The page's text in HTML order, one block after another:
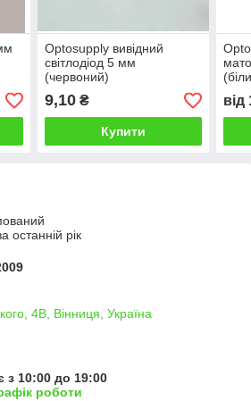
Optosupply вивідний
світлодіод 5 мм
(червоний)
9,10₴
Купити
від
останній рік
4В, Вінниця, Україна
з 10:00 до 19:00
роботи